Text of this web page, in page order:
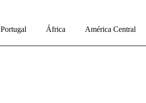
Portugal África América Central